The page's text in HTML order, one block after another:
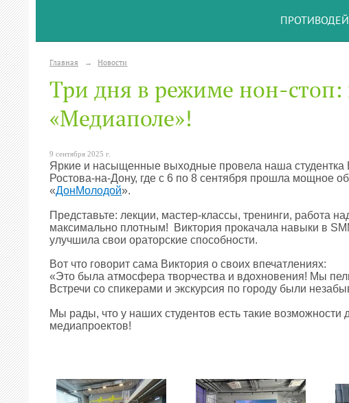
Главная → Новости
Три дня в режиме нон-стоп:
«Медиаполе»!
9 сентября 2025 г.
Яркие и насыщенные выходные провела наша студентка
Ростова-на-Дону, где с 6 по 8 сентября прошла мощное
«ДонМолодой».
Представьте: лекции, мастер-классы, тренинги, работа
максимально плотным! Виктория прокачала навыки в
улучшила свои ораторские способности.
Вот что говорит сама Виктория о своих впечатлениях:
«Это была атмосфера творчества и вдохновения! Мы
Встречи со спикерами и экскурсия по городу были
Мы рады, что у наших студентов есть такие
медиапроектов!